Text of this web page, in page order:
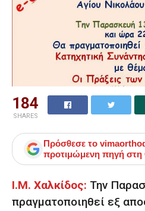
184
SHARES
Πρόσθεσε το
προτιμώμενη πηγή στη
Ι.Μ. Χαλκίδος: Την
πραγματοποιηθεί εξ